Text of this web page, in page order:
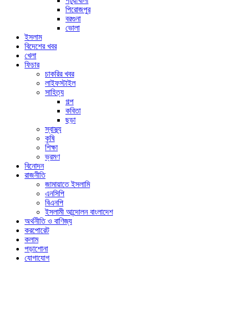
পিরোজপুর
বরগুনা
ভোলা
ইসলাম
বিদেশের খবর
খেলা
ফিচার
চাকরির খবর
লাইফস্টাইল
সাহিত্য
গল্প
কবিতা
ছড়া
স্বাস্থ্য
কৃষি
শিক্ষা
ভ্রমণ
বিনোদন
রাজনীতি
জামায়াতে ইসলামি
এনসিপি
বিএনপি
ইসলামী আন্দোলন বাংলাদেশ
অর্থনীতি ও বাণিজ্য
করপোরেট
কলাম
পড়াশোনা
যোগাযোগ